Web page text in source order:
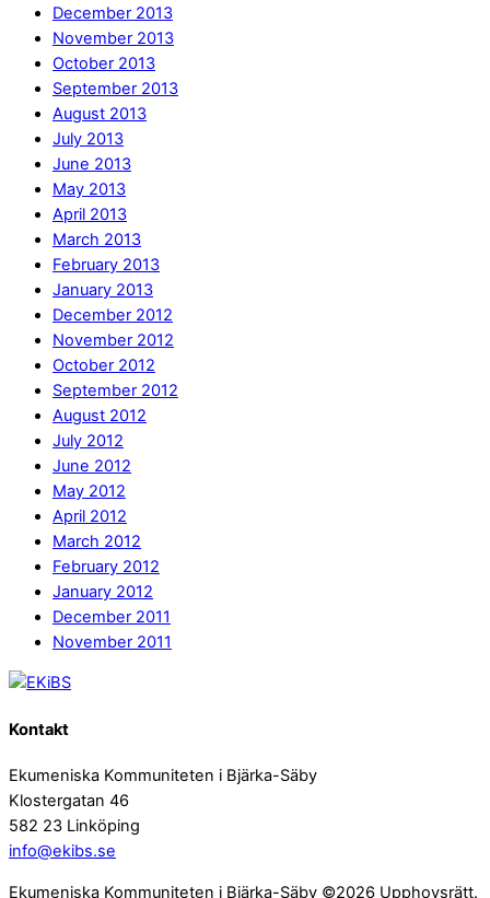
December 2013
November 2013
October 2013
September 2013
August 2013
July 2013
June 2013
May 2013
April 2013
March 2013
February 2013
January 2013
December 2012
November 2012
October 2012
September 2012
August 2012
July 2012
June 2012
May 2012
April 2012
March 2012
February 2012
January 2012
December 2011
November 2011
Kontakt
Ekumeniska Kommuniteten i Bjärka-Säby
Klostergatan 46
582 23 Linköping
info@ekibs.se
Ekumeniska Kommuniteten i Bjärka-Säby ©2026 Upphovsrätt.